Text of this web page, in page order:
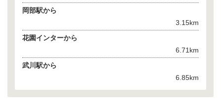
岡部駅から
3.15km
花園インターから
6.71km
武川駅から
6.85km